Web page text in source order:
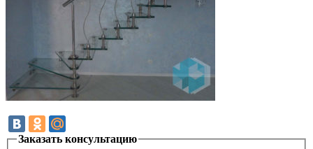
Заказать консультацию